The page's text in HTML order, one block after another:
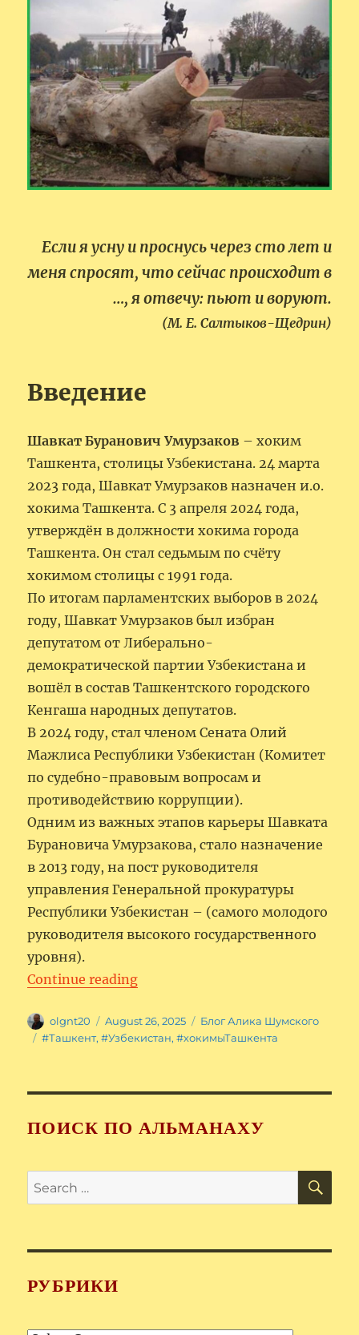
Если я усну и проснусь через сто лет и
меня спросят, что сейчас происходит в
…, я отвечу: пьют и воруют.
(М. Е. Салтыков-Щедрин)
Введение
Шавкат Буранович Умурзаков – хоким
Ташкента, столицы Узбекистана. 24 марта
2023 года, Шавкат Умурзаков назначен и.о.
хокима Ташкента. С 3 апреля 2024 года,
утверждён в должности хокима города
Ташкента. Он стал седьмым по счёту
хокимом столицы с 1991 года.
По итогам парламентских выборов в 2024
году, Шавкат Умурзаков был избран
депутатом от Либерально-
демократической партии Узбекистана и
вошёл в состав Ташкентского городского
Кенгаша народных депутатов.
В 2024 году, стал членом Сената Олий
Мажлиса Республики Узбекистан (Комитет
по судебно-правовым вопросам и
противодействию коррупции).
Одним из важных этапов карьеры Шавката
Бурановича Умурзакова, стало назначение
в 2013 году, на пост руководителя
управления Генеральной прокуратуры
Республики Узбекистан – (самого молодого
руководителя высокого государственного
уровня).
Continue reading“Шавкат Умурзаков – хоким
Author
olgnt20
Posted
on
August 26, 2025 Categories
Блог Алика Шумского
Tags
#Ташкент,#Узбекистан,#хокимыТашкента
ПОИСК ПО АЛЬМАНАХУ
Search
for:
РУБРИКИ